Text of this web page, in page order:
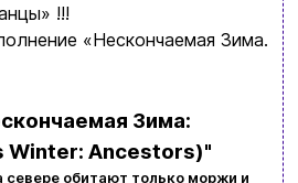
!!!
«Нескончаемая Зима.
Зима:
Winter: Ancestors)"
севере обитают только моржи и
Бренды